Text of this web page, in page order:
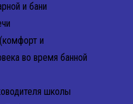
и бани
и
во время банной
школы